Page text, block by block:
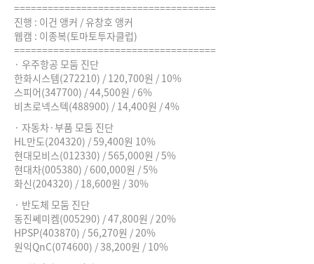
====================================
진행 : 이건 앵커 / 유창호 앵커
웹캠 : 이종복(토마토투자클럽)
====================================
· 우주항공 모둠 진단
한화시스템(272210) / 120,700원 / 10%
스피어(347700) / 44,500원 / 6%
비츠로넥스텍(488900) / 14,400원 / 4%
· 자동차·부품 모둠 진단
HL만도(204320) / 59,400원 10%
현대모비스(012330) / 565,000원 / 5%
현대차(005380) / 600,000원 / 5%
화신(204320) / 18,600원 / 30%
· 반도체 모둠 진단
동진쎄미켐(005290) / 47,800원 / 20%
HPSP(403870) / 56,270원 / 20%
원익QnC(074600) / 38,200원 / 10%